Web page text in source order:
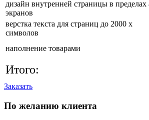
дизайн внутренней страницы в пределах
экранов
верстка текста для страниц до 2000 х
символов
наполнение товарами
Итого:
Заказать
По желанию клиента